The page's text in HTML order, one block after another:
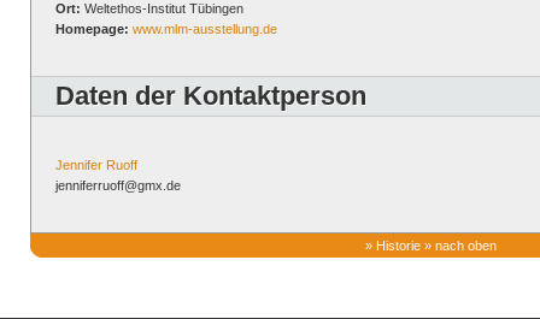
Ort: Weltethos-Institut Tübingen
Homepage: www.mlm-ausstellung.de
Daten der Kontaktperson
Jennifer Ruoff
jenniferruoff@gmx.de
» Historie » nach oben